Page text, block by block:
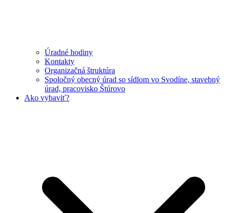
Úradné hodiny
Kontakty
Organizačná štruktúra
Spoločný obecný úrad so sídlom vo Svodíne, stavebný
úrad, pracovisko Štúrovo
Ako vybaviť?